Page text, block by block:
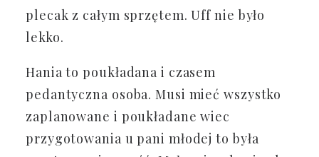
plecak z całym sprzętem. Uff nie było
lekko.
Hania to poukładana i czasem
pedantyczna osoba. Musi mieć wszystko
zaplanowane i poukładane wiec
przygotowania u pani młodej to była